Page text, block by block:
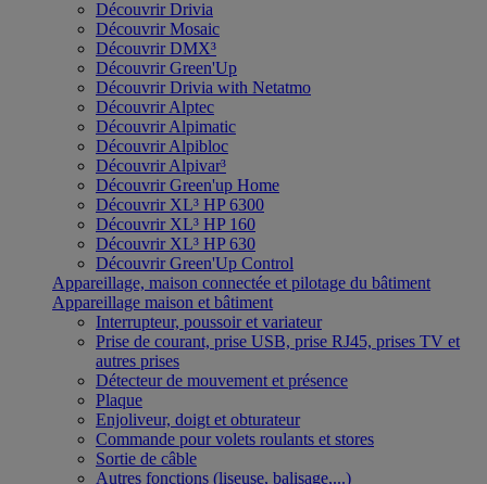
Découvrir Drivia
Découvrir Mosaic
Découvrir DMX³
Découvrir Green'Up
Découvrir Drivia with Netatmo
Découvrir Alptec
Découvrir Alpimatic
Découvrir Alpibloc
Découvrir Alpivar³
Découvrir Green'up Home
Découvrir XL³ HP 6300
Découvrir XL³ HP 160
Découvrir XL³ HP 630
Découvrir Green'Up Control
Appareillage, maison connectée et pilotage du bâtiment
Appareillage maison et bâtiment
Interrupteur, poussoir et variateur
Prise de courant, prise USB, prise RJ45, prises TV et
autres prises
Détecteur de mouvement et présence
Plaque
Enjoliveur, doigt et obturateur
Commande pour volets roulants et stores
Sortie de câble
Autres fonctions (liseuse, balisage,...)